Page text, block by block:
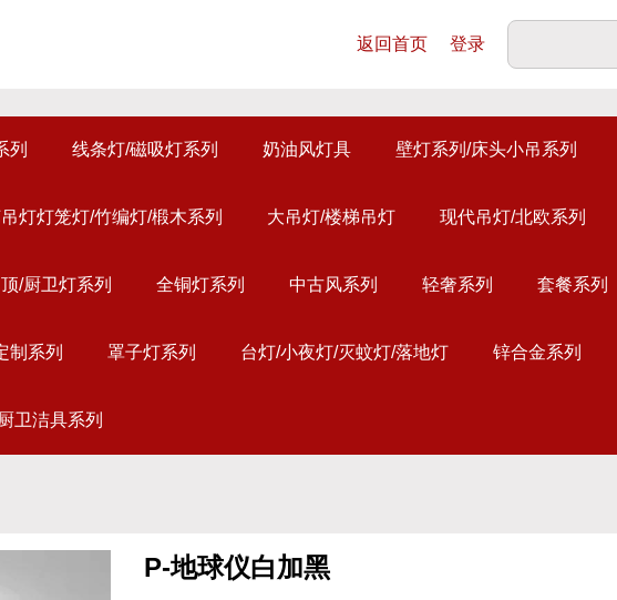
返回首页 登录
列 线条灯/磁吸灯系列 奶油风灯具 壁灯系列/床头小吊系列
灯灯笼灯/竹编灯/椴木系列 大吊灯/楼梯吊灯 现代吊灯/北欧系列
/厨卫灯系列 全铜灯系列 中古风系列 轻奢系列 套餐系列
制系列 罩子灯系列 台灯/小夜灯/灭蚊灯/落地灯 锌合金系列
厨卫洁具系列
P-地球仪白加黑